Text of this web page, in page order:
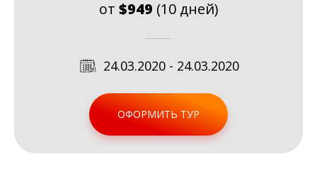
от $949 (10 дней)
24.03.2020 - 24.03.2020
ОФОРМИТЬ ТУР